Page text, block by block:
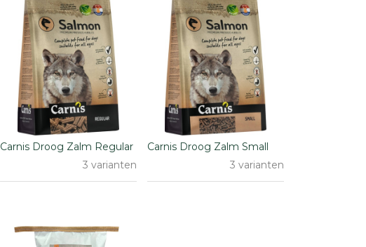
Carnis Droog Zalm Regular
3 varianten
Carnis Droog Zalm Small
3 varianten